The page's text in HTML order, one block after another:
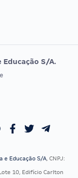
ORDEM
OAB
Educação S/A.
e Educação S/A, CNPJ:
10, Edifício Carlton